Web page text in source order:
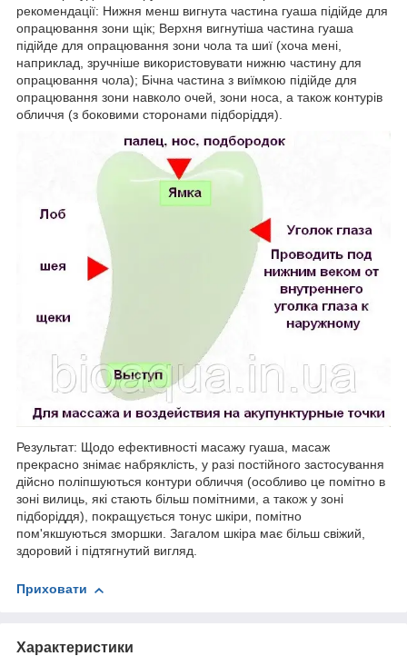
рекомендації: Нижня менш вигнута частина гуаша підійде для
опрацювання зони щік; Верхня вигнутіша частина гуаша
підійде для опрацювання зони чола та шиї (хоча мені,
наприклад, зручніше використовувати нижню частину для
опрацювання чола); Бічна частина з виїмкою підійде для
опрацювання зони навколо очей, зони носа, а також контурів
обличчя (з боковими сторонами підборіддя).
Результат: Щодо ефективності масажу гуаша, масаж
прекрасно знімає набряклість, у разі постійного застосування
дійсно поліпшуються контури обличчя (особливо це помітно в
зоні вилиць, які стають більш помітними, а також у зоні
підборіддя), покращується тонус шкіри, помітно
пом'якшуються зморшки. Загалом шкіра має більш свіжий,
здоровий і підтягнутий вигляд.
Приховати
Характеристики